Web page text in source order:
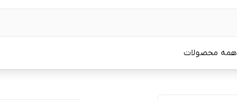
همه محصولات